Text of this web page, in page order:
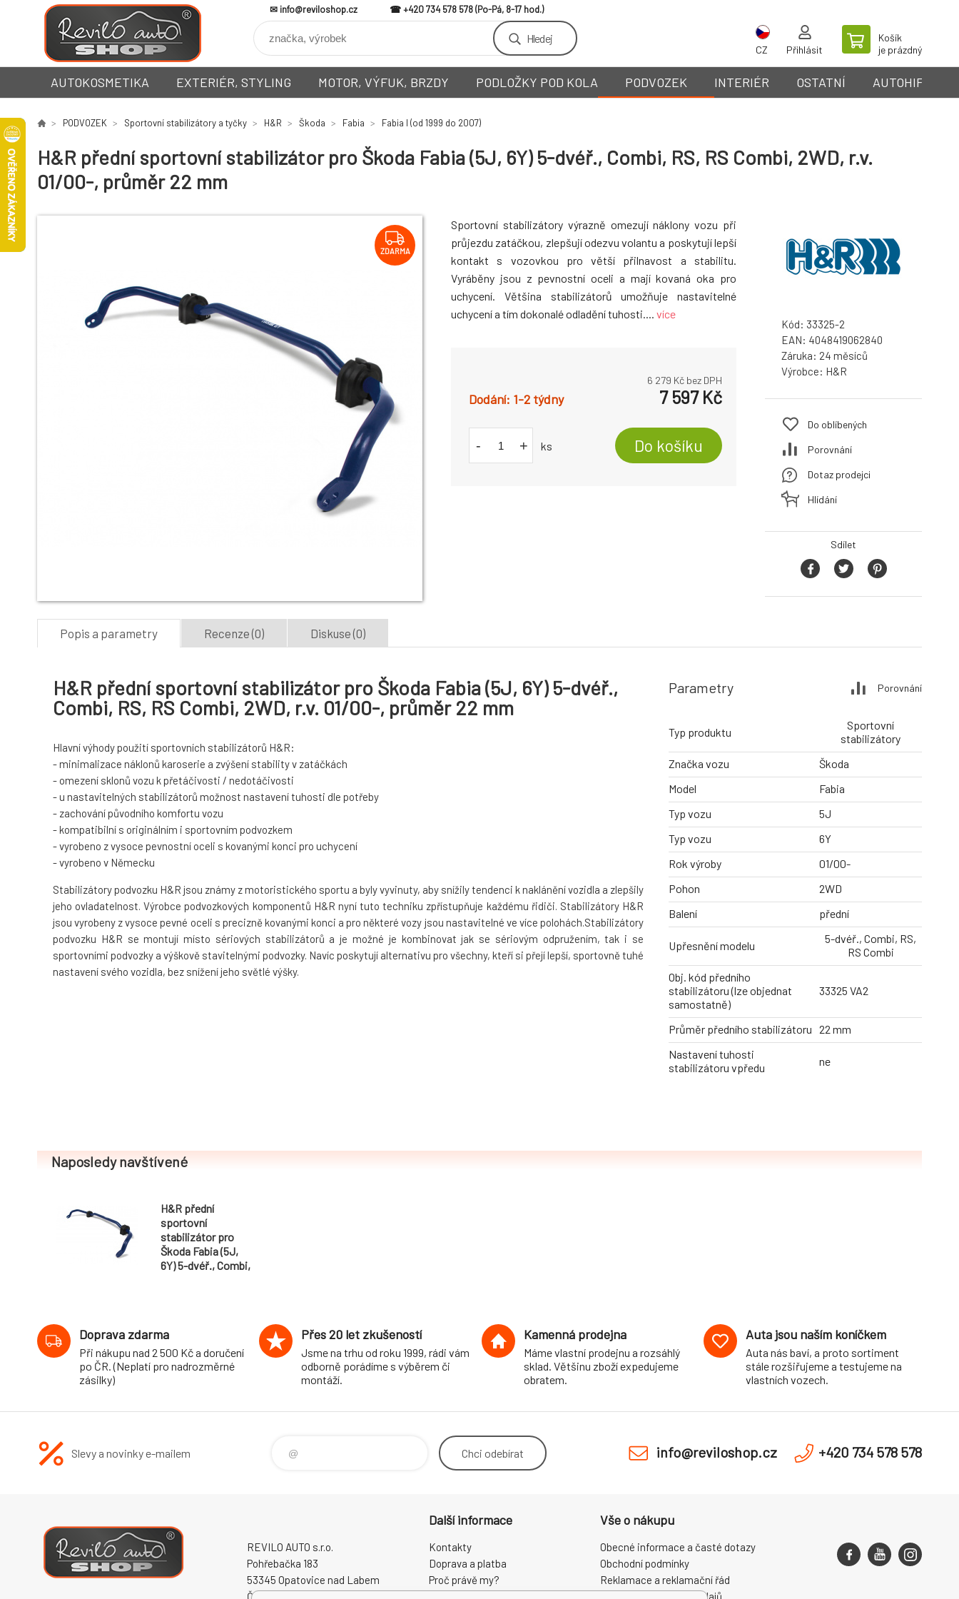
info@reviloshop.cz +420 734 578 578
Hledej
CZ Přihlásit
Košík
je prázdný
AUTOKOSMETIKA EXTERIÉR, STYLING MOTOR, VÝFUK, BRZDY PODLOŽKY POD KOLA PODVOZEK INTERIÉR OSTATNÍ AUTOHIFI
PODVOZEK Sportovní stabilizátory a tyčky H&R Škoda Fabia Fabia I (od 1999 do 2007)
H&R přední sportovní stabilizátor pro Škoda Fabia (5J, 6Y) 5-dvéř., Combi, RS, RS Combi, 2WD, r.v.
01/00-, průměr 22 mm
ZDARMA
Sportovní stabilizátory výrazně omezují náklony vozu při
průjezdu zatáčkou, zlepšují odezvu volantu a poskytují lepší
kontakt s vozovkou pro větší přilnavost a stabilitu.
Vyráběny jsou z pevnostní oceli a mají kovaná oka pro
uchycení. Většina stabilizátorů umožňuje nastavitelné
uchycení a tím dokonalé odladění tuhosti.... více
6 279 Kč bez DPH
1-2 týdny 7 597Kč
- + ks Do košíku
Kód: 33325-2
EAN: 4048419062840
Záruka: 24
Výrobce: H&R
Do oblíbených
Porovnání
Dotaz prodejci
Hlídání
Sdílet
Popis a parametry Recenze (0) Diskuse (0)
H&R přední sportovní stabilizátor pro Škoda Fabia (5J, 6Y) 5-dvéř.,
Combi, RS, RS Combi, 2WD, r.v. 01/00-, průměr 22 mm
Hlavní výhody použití sportovních stabilizátorů H&R:
- minimalizace náklonů karoserie a zvýšení stability v zatáčkách
- omezení sklonů vozu k přetáčivosti / nedotáčivosti
- u nastavitelných stabilizátorů možnost nastavení tuhosti dle potřeby
- zachování původního komfortu vozu
- kompatibilní s originálním i sportovním podvozkem
- vyrobeno z vysoce pevnostní oceli s kovanými konci pro uchycení
- vyrobeno v Německu
Stabilizátory podvozku H&R jsou známy z motoristického sportu a byly vyvinuty, aby snížily tendenci k naklánění vozidla a zlepšily
jeho ovladatelnost. Výrobce podvozkových komponentů H&R nyní tuto techniku zpřístupňuje každému řidiči. Stabilizátory H&R
jsou vyrobeny z vysoce pevné oceli s precizně kovanými konci a pro některé vozy jsou nastavitelné ve více polohách.Stabilizátory
podvozku H&R se montují místo sériových stabilizátorů a je možné je kombinovat jak se sériovým odpružením, tak i se
sportovními podvozky a výškově stavitelnými podvozky. Navíc poskytují alternativu pro všechny, kteří si přejí lepší, sportovně tuhé
nastavení svého vozidla, bez snížení jeho světlé výšky.
Parametry Porovnání
Typ produktu
Sportovní
stabilizátory
Značka vozu
Škoda
Model
Fabia
Typ vozu
5J
Typ vozu
6Y
Rok výroby
01/00-
Pohon
2WD
Balení
přední
Upřesnění modelu
5-dvéř., Combi, RS,
RS Combi
Obj. kód předního
stabilizátoru (lze objednat
samostatně)
33325 VA2
Průměr předního stabilizátoru 22 mm
Nastavení tuhosti
stabilizátoru vpředu
ne
Naposledy navštívené
H&R přední
sportovní
stabilizátor pro
Škoda Fabia (5J,
6Y) 5-dvéř., Combi,
Doprava zdarma
Při nákupu nad 2 500 Kč a doručení
po ČR. (Neplatí pro nadrozměrné
zásilky)
Přes 20 let zkušeností
Jsme na trhu od roku 1999, rádi vám
odborně porádíme s výběrem či
montáží.
Kamenná prodejna
Máme vlastní prodejnu a rozsáhlý
sklad. Většinu zboží expedujeme
obratem.
Auta jsou naším koníčkem
Auta nás baví, a proto sortiment
stále rozšiřujeme a testujeme na
vlastních vozech.
Slevy a novinky e-mailem Chci odebírat info@reviloshop.cz +420 734 578 578
REVILO AUTO s.r.o.
Pohřebačka 183
53345 Opatovice nad Labem
Česká republika
Další informace
Kontakty
Doprava a platba
Proč právě my?
Vše o nákupu
Obecné informace a časté dotazy
Obchodní podmínky
Reklamace a reklamační řád
Zpracování osobních údajů